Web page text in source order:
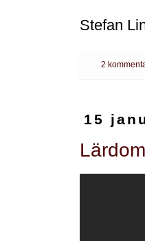
Stefan
2
15